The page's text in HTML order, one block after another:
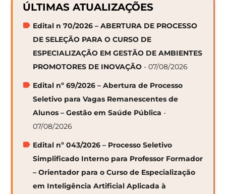
ÚLTIMAS ATUALIZAÇÕES
Edital n 70/2026 – ABERTURA DE PROCESSO
DE SELEÇÃO PARA O CURSO DE
ESPECIALIZAÇÃO EM GESTÃO DE AMBIENTES
PROMOTORES DE INOVAÇÃO - 07/08/2026
Edital nº 69/2026 – Abertura de Processo
Seletivo para Vagas Remanescentes de
Alunos – Gestão em Saúde Pública -
07/08/2026
Edital nº 043/2026 – Processo Seletivo
Simplificado Interno para Professor Formador
– Orientador para o Curso de Especialização
em Inteligência Artificial Aplicada à